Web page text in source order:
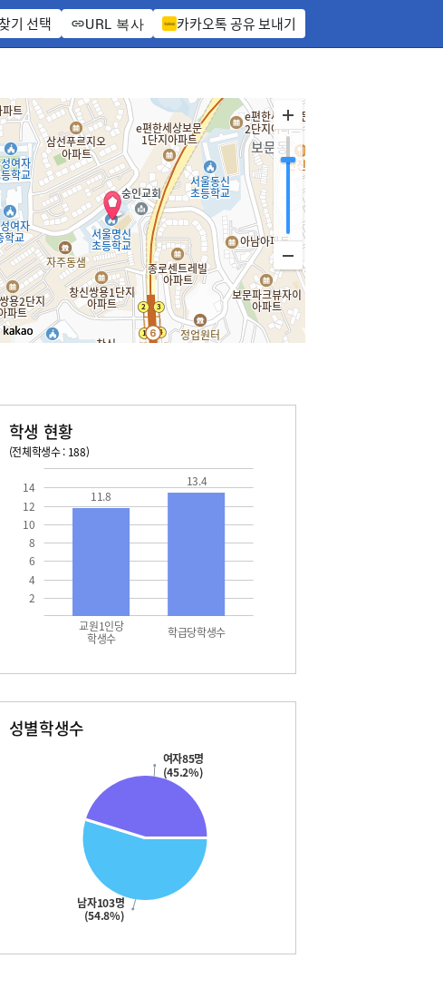
기 선택 URL 복사 카카오톡 공유 보내기
2026. 08. 13 목 ~ 2026. 08. 19 수
08. 14 금 - 여름방학
08. 15 토 - 여름방학
08. 15 토 - 광복절
08. 16 일 - 여름방학
08. 17 월 - 여름방학
08. 17 월 - 대체공휴일
08. 18 화 - 여름방학
08. 19 수 - 여름방학
학생 현황
(전체학생수 : 188)
2
4
6
8
10
12
14
교원1인당
학생수 학급당학생수
11.8
13.4
성별학생수
남자103명
(54.8%)
여자85명
(45.2%)